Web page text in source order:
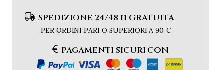
SPEDIZIONE 24/48 h GRATUITA
PER ORDINI PARI O SUPERIORI A 90 €
PAGAMENTI SICURI CON